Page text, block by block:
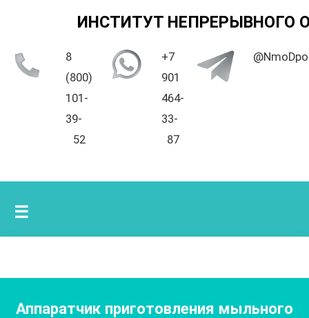
ИНСТИТУТ НЕПРЕРЫВНОГО
8
(800)
101-
39-
52
+7
901
464-
33-
87
☰
Аппаратчик приготовления мыльного